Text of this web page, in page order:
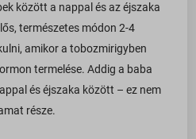
között a nappal és az éjszaka
természetes módon 2-4
amikor a tobozmirigyben
termelése. Addig a baba
és éjszaka között – ez nem
része.